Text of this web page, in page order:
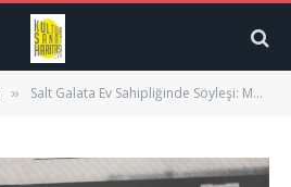
» Salt Galata Ev Sahipliğinde Söyleşi: Mine Sanat Galerisi’nin 40 Yılı